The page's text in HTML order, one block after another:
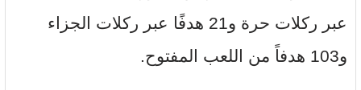
عبر ركلات حرة و21 هدفًا عبر ركلات الجزاء
و103 هدفاً من اللعب المفتوح.